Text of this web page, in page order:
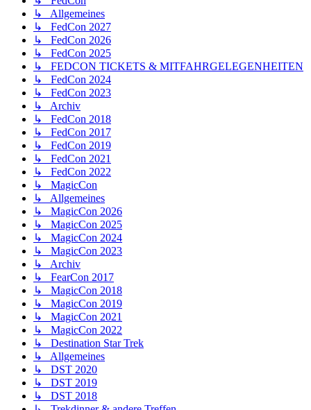
↳ Allgemeines
↳ FedCon 2027
↳ FedCon 2026
↳ FedCon 2025
↳ FEDCON TICKETS & MITFAHRGELEGENHEITEN
↳ FedCon 2024
↳ FedCon 2023
↳ Archiv
↳ FedCon 2018
↳ FedCon 2017
↳ FedCon 2019
↳ FedCon 2021
↳ FedCon 2022
↳ MagicCon
↳ Allgemeines
↳ MagicCon 2026
↳ MagicCon 2025
↳ MagicCon 2024
↳ MagicCon 2023
↳ Archiv
↳ FearCon 2017
↳ MagicCon 2018
↳ MagicCon 2019
↳ MagicCon 2021
↳ MagicCon 2022
↳ Destination Star Trek
↳ Allgemeines
↳ DST 2020
↳ DST 2019
↳ DST 2018